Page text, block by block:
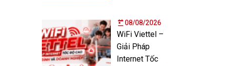
08/08/2026
WiFi Viettel –
Giải Pháp
Internet Tốc